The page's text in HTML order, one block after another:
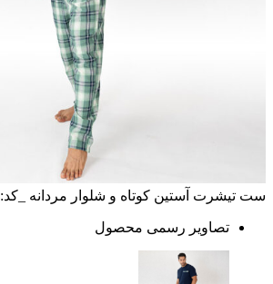
ست تیشرت آستین کوتاه و شلوار مردانه _کد:2224
تصاویر رسمی محصول